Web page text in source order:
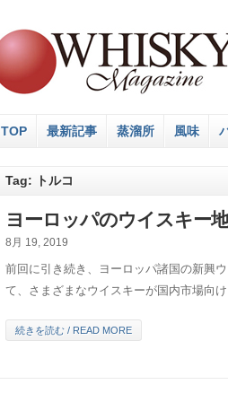
TOP 最新記事 蒸溜所 風味
Tag: トルコ
ヨーロッパのウイスキー地
8月 19, 2019
前回に引き続き、ヨーロッパ諸国の新興
て、さまざまなウイスキーが国内市場向け
続きを読む / READ MORE